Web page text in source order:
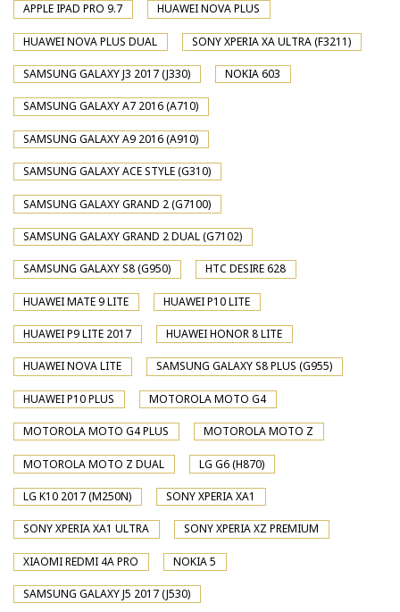
APPLE IPAD PRO 9.7 HUAWEI NOVA PLUS
HUAWEI NOVA PLUS DUAL SONY XPERIA XA ULTRA (F3211)
SAMSUNG GALAXY J3 2017 (J330) NOKIA 603
SAMSUNG GALAXY A7 2016 (A710)
SAMSUNG GALAXY A9 2016 (A910)
SAMSUNG GALAXY ACE STYLE (G310)
SAMSUNG GALAXY GRAND 2 (G7100)
SAMSUNG GALAXY GRAND 2 DUAL (G7102)
SAMSUNG GALAXY S8 (G950) HTC DESIRE 628
HUAWEI MATE 9 LITE HUAWEI P10 LITE
HUAWEI P9 LITE 2017 HUAWEI HONOR 8 LITE
HUAWEI NOVA LITE SAMSUNG GALAXY S8 PLUS (G955)
HUAWEI P10 PLUS MOTOROLA MOTO G4
MOTOROLA MOTO G4 PLUS MOTOROLA MOTO Z
MOTOROLA MOTO Z DUAL LG G6 (H870)
LG K10 2017 (M250N) SONY XPERIA XA1
SONY XPERIA XA1 ULTRA SONY XPERIA XZ PREMIUM
XIAOMI REDMI 4A PRO NOKIA 5
SAMSUNG GALAXY J5 2017 (J530)